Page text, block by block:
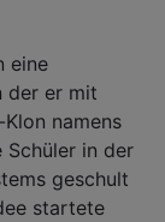
eine
der er mit
namens
in der
geschult
startete